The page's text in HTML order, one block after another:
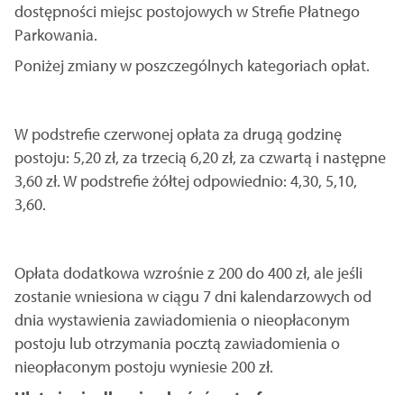
dostępności miejsc postojowych w Strefie Płatnego
Parkowania.
Poniżej zmiany w poszczególnych kategoriach opłat.
W podstrefie czerwonej opłata za drugą godzinę
postoju: 5,20 zł, za trzecią 6,20 zł, za czwartą i następne
3,60 zł. W podstrefie żółtej odpowiednio: 4,30, 5,10,
3,60.
Opłata dodatkowa wzrośnie z 200 do 400 zł, ale jeśli
zostanie wniesiona w ciągu 7 dni kalendarzowych od
dnia wystawienia zawiadomienia o nieopłaconym
postoju lub otrzymania pocztą zawiadomienia o
nieopłaconym postoju wyniesie 200 zł.